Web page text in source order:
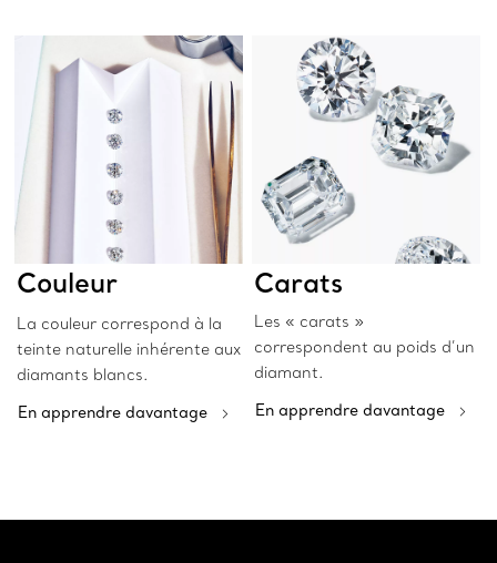
Couleur
La couleur correspond à la
teinte naturelle inhérente aux
diamants blancs.
En apprendre davantage
Carats
Les « carats »
correspondent au poids d’un
diamant.
En apprendre davantage